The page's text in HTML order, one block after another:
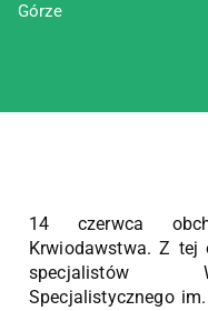
Górze
14 czerwca
Krwiodawstwa. Z tej
specjalistów
Specjalistycznego